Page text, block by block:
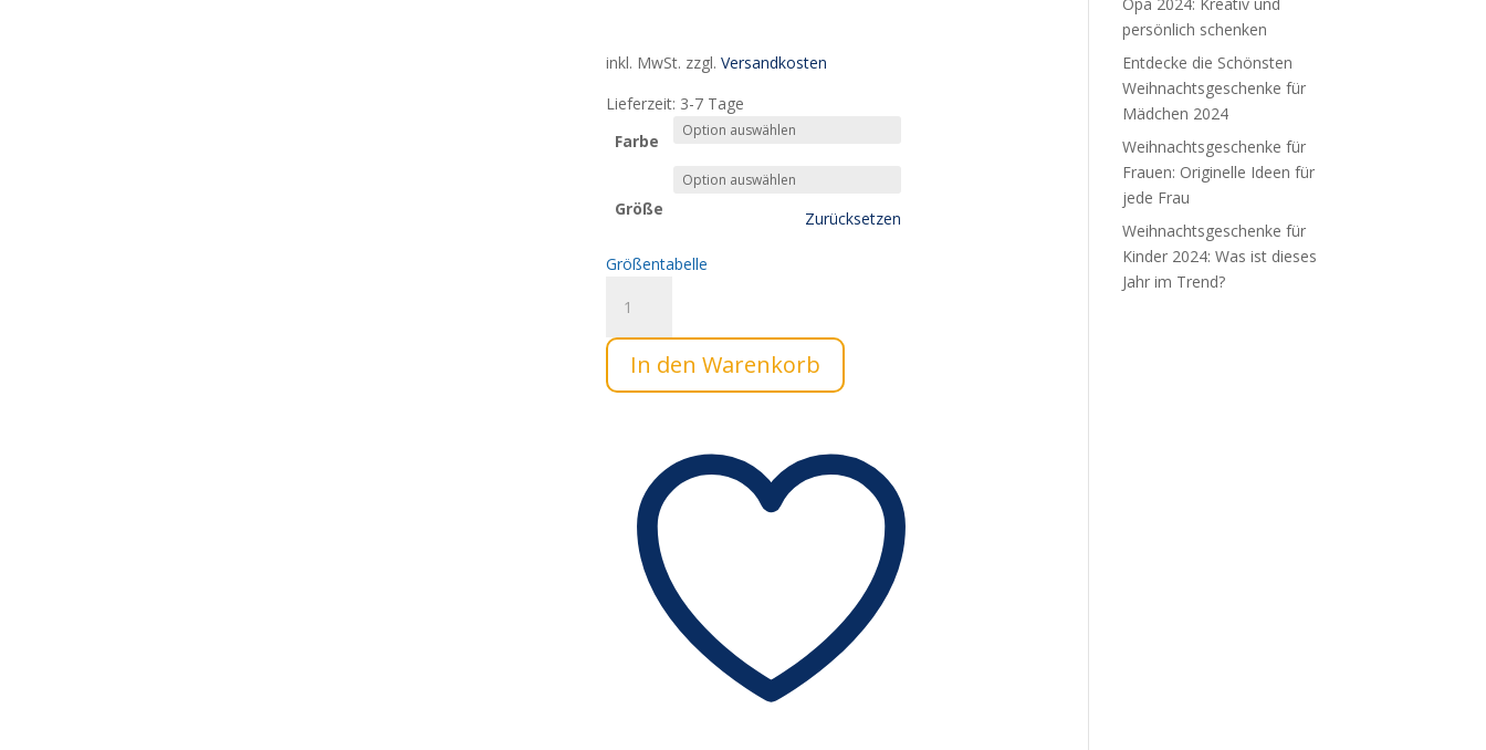
inkl. MwSt. zzgl. Versandkosten
Lieferzeit: 3-7 Tage
Farbe
Größe Zurücksetzen
Größentabelle
Modus
-
Klassisches
Herren-
In den Warenkorb
persönlich schenken
Entdecke die Schönsten
Weihnachtsgeschenke für
Mädchen 2024
Weihnachtsgeschenke für
Frauen: Originelle Ideen für
jede Frau
Weihnachtsgeschenke für
Kinder 2024: Was ist dieses
Jahr im Trend?